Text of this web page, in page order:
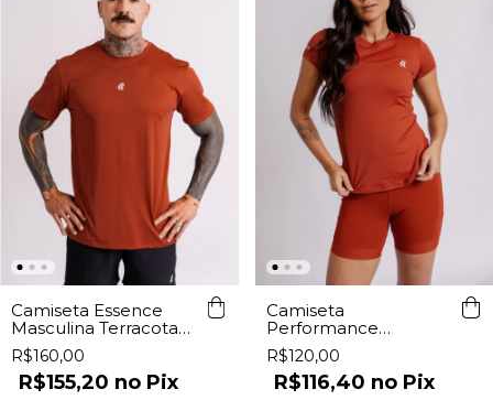
Camiseta Essence
Masculina Terracota
Lurk
R$160,00
R$155,20 Pix
Camiseta
Performance
Feminina Terracota
Lurk
R$120,00
R$116,40 Pix